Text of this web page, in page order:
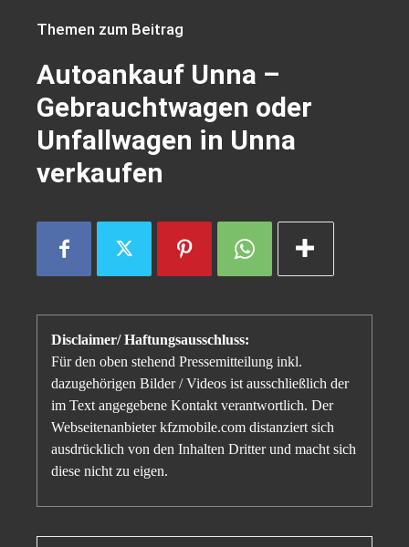
Themen zum Beitrag
Autoankauf Unna –
Gebrauchtwagen oder
Unfallwagen in Unna
verkaufen
Disclaimer/ Haftungsausschluss:
Für den oben stehend Pressemitteilung inkl.
dazugehörigen Bilder / Videos ist ausschließlich der
im Text angegebene Kontakt verantwortlich. Der
Webseitenanbieter kfzmobile.com distanziert sich
ausdrücklich von den Inhalten Dritter und macht sich
diese nicht zu eigen.